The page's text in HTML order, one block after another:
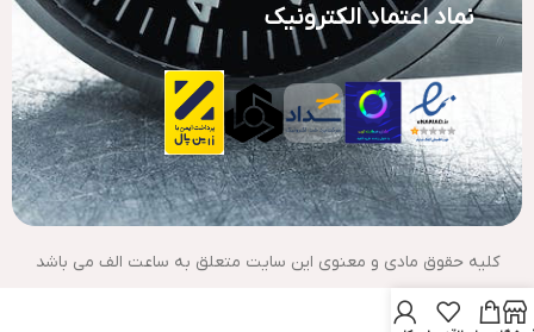
نماد اعتماد الکترونیک
کلیه حقوق مادی و معنوی این سایت متعلق به ساعت الف می باشد